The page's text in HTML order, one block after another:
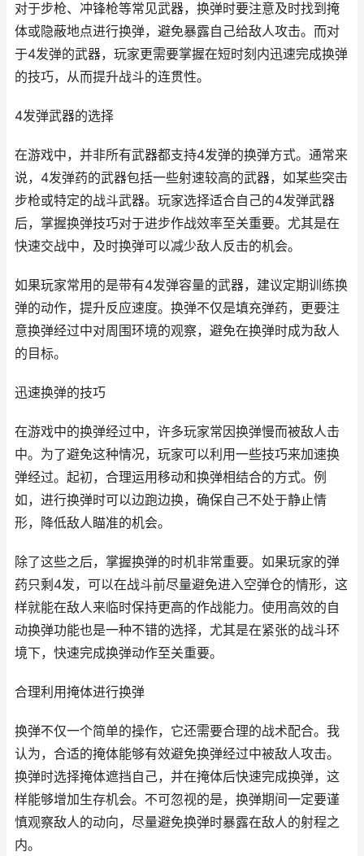
对于步枪、冲锋枪等常见武器，换弹时要注意及时找到掩
体或隐蔽地点进行换弹，避免暴露自己给敌人攻击。而对
于4发弹的武器，玩家更需要掌握在短时刻内迅速完成换弹
的技巧，从而提升战斗的连贯性。
4发弹武器的选择
在游戏中，并非所有武器都支持4发弹的换弹方式。通常来
说，4发弹药的武器包括一些射速较高的武器，如某些突击
步枪或特定的战斗武器。玩家选择适合自己的4发弹武器
后，掌握换弹技巧对于进步作战效率至关重要。尤其是在
快速交战中，及时换弹可以减少敌人反击的机会。
如果玩家常用的是带有4发弹容量的武器，建议定期训练换
弹的动作，提升反应速度。换弹不仅是填充弹药，更要注
意换弹经过中对周围环境的观察，避免在换弹时成为敌人
的目标。
迅速换弹的技巧
在游戏中的换弹经过中，许多玩家常因换弹慢而被敌人击
中。为了避免这种情况，玩家可以利用一些技巧来加速换
弹经过。起初，合理运用移动和换弹相结合的方式。例
如，进行换弹时可以边跑边换，确保自己不处于静止情
形，降低敌人瞄准的机会。
除了这些之后，掌握换弹的时机非常重要。如果玩家的弹
药只剩4发，可以在战斗前尽量避免进入空弹仓的情形，这
样就能在敌人来临时保持更高的作战能力。使用高效的自
动换弹功能也是一种不错的选择，尤其是在紧张的战斗环
境下，快速完成换弹动作至关重要。
合理利用掩体进行换弹
换弹不仅一个简单的操作，它还需要合理的战术配合。我
认为，合适的掩体能够有效避免换弹经过中被敌人攻击。
换弹时选择掩体遮挡自己，并在掩体后快速完成换弹，这
样能够增加生存机会。不可忽视的是，换弹期间一定要谨
慎观察敌人的动向，尽量避免换弹时暴露在敌人的射程之
内。